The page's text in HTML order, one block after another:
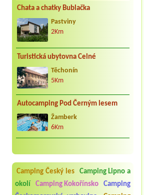
Chata a chatky Bublačka
Pastviny
2Km
Turistická ubytovna Celné
Těchonín
5Km
Autocamping Pod Černým lesem
Žamberk
6Km
Camping Český les
Camping Lipno a
okolí
Camping Kokořínsko
Camping